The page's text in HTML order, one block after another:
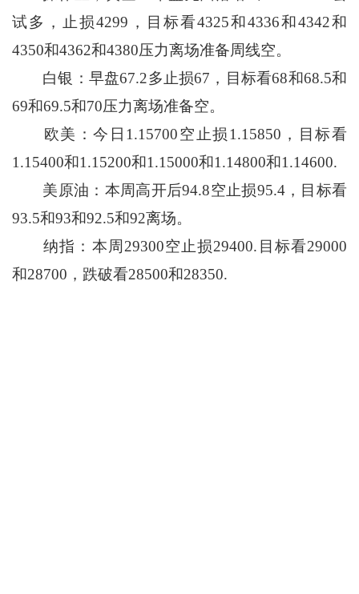
试多，止损4299，目标看4325和4336和4342和
4350和4362和4380压力离场准备周线空。
白银：早盘67.2多止损67，目标看68和68.5和
69和69.5和70压力离场准备空。
欧美：今日1.15700空止损1.15850，目标看
1.15400和1.15200和1.15000和1.14800和1.14600.
美原油：本周高开后94.8空止损95.4，目标看
93.5和93和92.5和92离场。
纳指：本周29300空止损29400.目标看29000
和28700，跌破看28500和28350.